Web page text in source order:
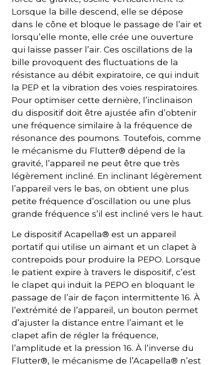
Lorsque la bille descend, elle se dépose
dans le cône et bloque le passage de l’air et
lorsqu’elle monte, elle crée une ouverture
qui laisse passer l’air. Ces oscillations de la
bille provoquent des fluctuations de la
résistance au débit expiratoire, ce qui induit
la PEP et la vibration des voies respiratoires.
Pour optimiser cette dernière, l’inclinaison
du dispositif doit être ajustée afin d’obtenir
une fréquence similaire à la fréquence de
résonance des poumons. Toutefois, comme
le mécanisme du Flutter® dépend de la
gravité, l’appareil ne peut être que très
légèrement incliné. En inclinant légèrement
l’appareil vers le bas, on obtient une plus
petite fréquence d’oscillation ou une plus
grande fréquence s’il est incliné vers le haut.
Le dispositif Acapella® est un appareil
portatif qui utilise un aimant et un clapet à
contrepoids pour produire la PEPO. Lorsque
le patient expire à travers le dispositif, c’est
le clapet qui induit la PEPO en bloquant le
passage de l’air de façon intermittente 16. À
l’extrémité de l’appareil, un bouton permet
d’ajuster la distance entre l’aimant et le
clapet afin de régler la fréquence,
l’amplitude et la pression 16. À l’inverse du
Flutter®, le mécanisme de l’Acapella® n’est